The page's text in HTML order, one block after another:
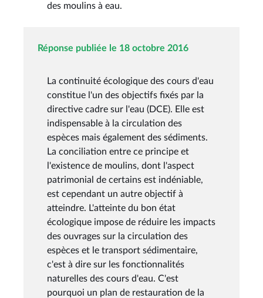
des moulins à eau.
Réponse publiée le 18 octobre 2016
La continuité écologique des cours d'eau
constitue l'un des objectifs fixés par la
directive cadre sur l'eau (DCE). Elle est
indispensable à la circulation des
espèces mais également des sédiments.
La conciliation entre ce principe et
l'existence de moulins, dont l'aspect
patrimonial de certains est indéniable,
est cependant un autre objectif à
atteindre. L'atteinte du bon état
écologique impose de réduire les impacts
des ouvrages sur la circulation des
espèces et le transport sédimentaire,
c'est à dire sur les fonctionnalités
naturelles des cours d'eau. C'est
pourquoi un plan de restauration de la